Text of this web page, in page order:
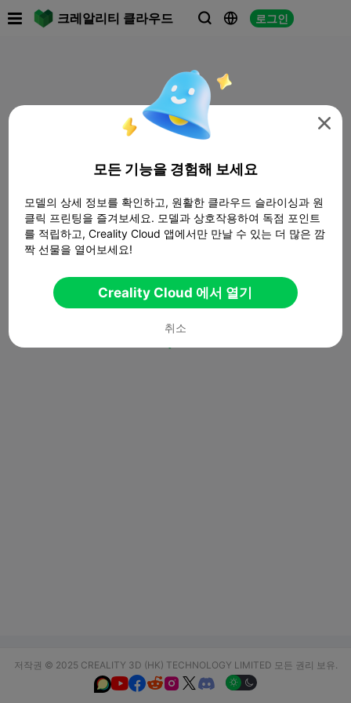
크레알리티 클라우드   로그인
저작권 © 2025 CREALITY 3D (HK) TECHNOLOGY LIMITED 모든 권리 보유.
  

모든 기능을 경험해 보세요
모델의 상세 정보를 확인하고, 원활한 클라우드 슬라이싱과 원
클릭 프린팅을 즐겨보세요. 모델과 상호작용하여 독점 포인트
를 적립하고, Creality Cloud 앱에서만 만날 수 있는 더 많은 깜
짝 선물을 열어보세요!
Creality Cloud 에서 열기
취소